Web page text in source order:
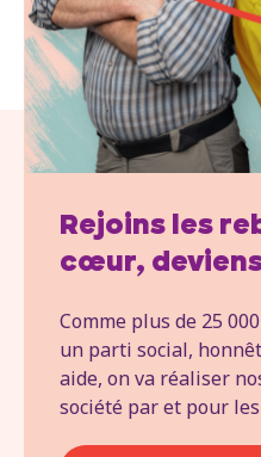
Rejoins les
cœur,
Comme plus de 25
un parti social,
aide, on va réaliser
société par et pour